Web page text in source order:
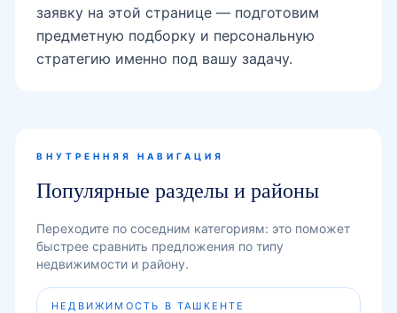
заявку на этой странице — подготовим
предметную подборку и персональную
стратегию именно под вашу задачу.
ВНУТРЕННЯЯ НАВИГАЦИЯ
Популярные разделы и районы
Переходите по соседним категориям: это поможет
быстрее сравнить предложения по типу
недвижимости и району.
НЕДВИЖИМОСТЬ В ТАШКЕНТЕ